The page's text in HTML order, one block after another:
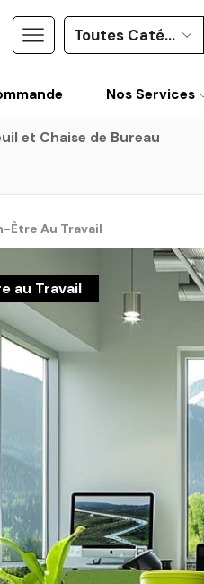
Nos Services
et Chaise de Bureau
Être Au Travail
au Travail